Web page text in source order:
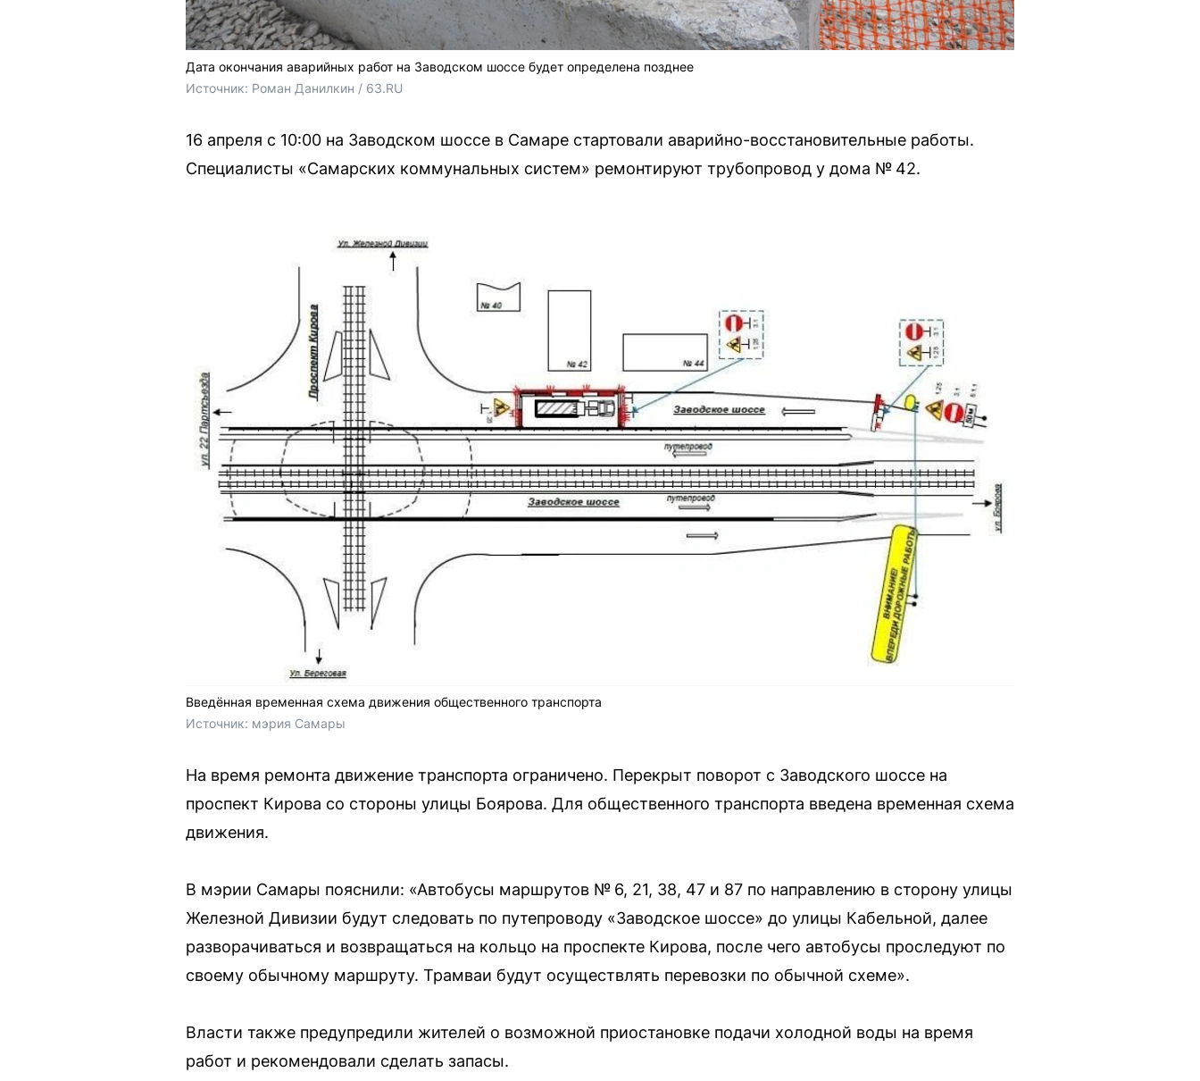
Дата окончания аварийных работ на Заводском шоссе будет определена позднее
Источник: Роман Данилкин / 63.RU
16 апреля с 10:00 на Заводском шоссе в Самаре стартовали аварийно-восстановительные работы.
Специалисты «Самарских коммунальных систем» ремонтируют трубопровод у дома № 42.
Введённая временная схема движения общественного транспорта
Источник: мэрия Самары
На время ремонта движение транспорта ограничено. Перекрыт поворот с Заводского шоссе на
проспект Кирова со стороны улицы Боярова. Для общественного транспорта введена временная схема
движения.
В мэрии Самары пояснили: «Автобусы маршрутов № 6, 21, 38, 47 и 87 по направлению в сторону улицы
Железной Дивизии будут следовать по путепроводу «Заводское шоссе» до улицы Кабельной, далее
разворачиваться и возвращаться на кольцо на проспекте Кирова, после чего автобусы проследуют по
своему обычному маршруту. Трамваи будут осуществлять перевозки по обычной схеме».
Власти также предупредили жителей о возможной приостановке подачи холодной воды на время
работ и рекомендовали сделать запасы.